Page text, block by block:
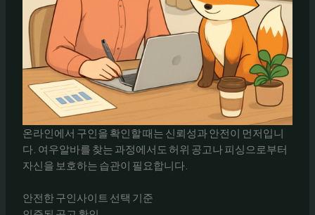
온라인에서 구인을 확인할 때는 신뢰성과 안전이 먼저입니
다. 여우알바를 찾는 과정에서도 허위 공고나 피싱으로부터
자신을 보호하는 습관이 필요합니다.
안전한 구인사이트 선택 기준